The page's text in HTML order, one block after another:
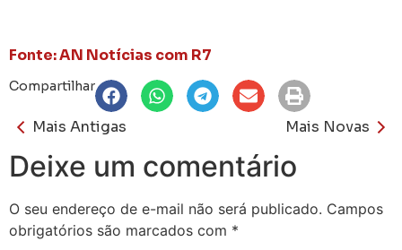
Fonte: AN Notícias com R7
Compartilhar
Mais Antigas Mais Novas
Deixe um comentário
O seu endereço de e-mail não será publicado. Campos
obrigatórios são marcados com *